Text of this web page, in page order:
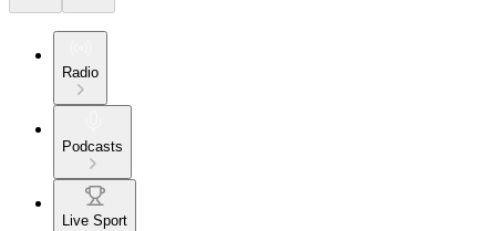
Radio
Podcasts
Live Sport